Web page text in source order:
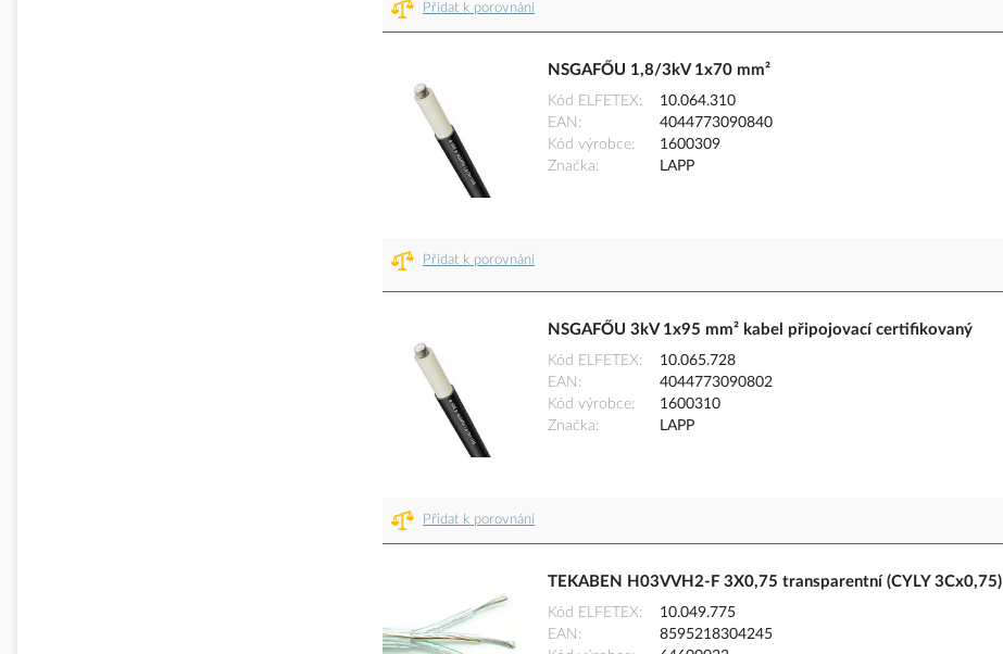
Přidat k porovnání
NSGAFŐU 1,8/3kV 1x70 mm²
Kód ELFETEX
10.064.310
EAN
4044773090840
Kód výrobce
1600309
Značka
LAPP
Přidat k porovnání
NSGAFŐU 3kV 1x95 mm² kabel připojovací certifikovaný
Kód ELFETEX
10.065.728
EAN
4044773090802
Kód výrobce
1600310
Značka
LAPP
Přidat k porovnání
TEKABEN H03VVH2-F 3X0,75 transparentní (CYLY 3Cx0,75)
Kód ELFETEX
10.049.775
EAN
8595218304245